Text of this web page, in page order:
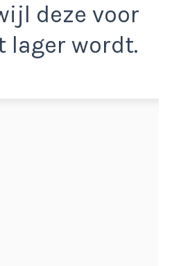
deze voor
lager wordt.